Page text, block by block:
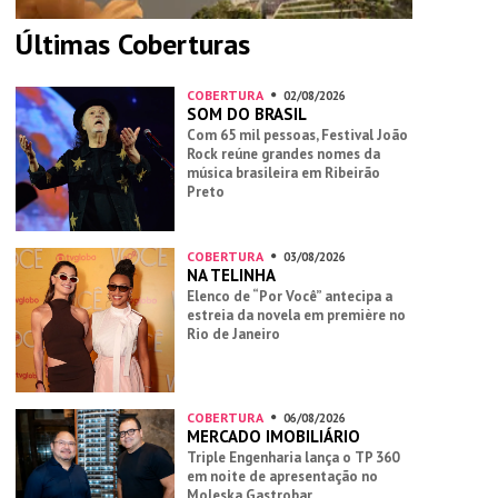
Últimas Coberturas
COBERTURA 02/08/2026
SOM DO BRASIL
Com 65 mil pessoas, Festival João
Rock reúne grandes nomes da
música brasileira em Ribeirão
Preto
COBERTURA 03/08/2026
NA TELINHA
Elenco de “Por Você” antecipa a
estreia da novela em première no
Rio de Janeiro
COBERTURA 06/08/2026
MERCADO IMOBILIÁRIO
Triple Engenharia lança o TP 360
em noite de apresentação no